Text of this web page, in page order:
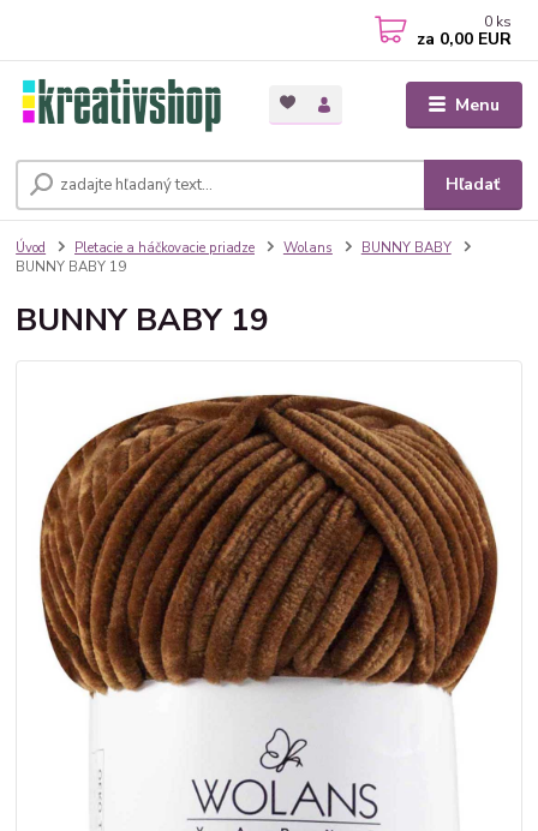
Menu
Hľadať
0 ks
za 0,00 EUR
Úvod Pletacie a háčkovacie priadze Wolans
BUNNY BABY
BUNNY BABY 19
BUNNY BABY 19